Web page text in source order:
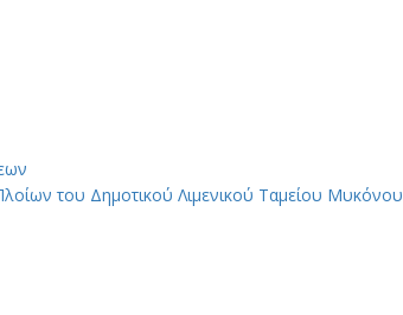
του Δημοτικού Λιμενικού Ταμείου Μυκόνου